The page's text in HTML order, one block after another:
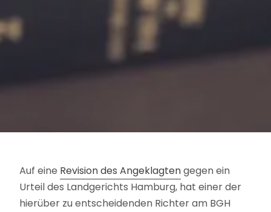
Auf eine Revision des Angeklagtengegen ein
Urteil des Landgerichts Hamburg, hat einer der
hierüber zu entscheidenden Richter am BGH